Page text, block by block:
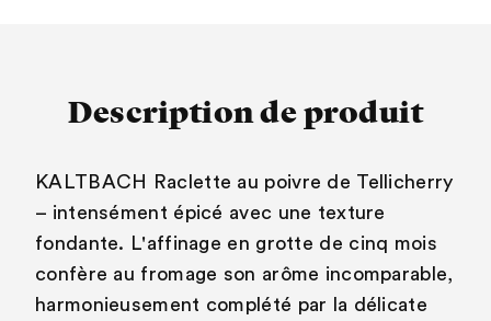
Description de produit
KALTBACH Raclette au poivre de Tellicherry
– intensément épicé avec une texture
fondante. L'affinage en grotte de cinq mois
confère au fromage son arôme incomparable,
harmonieusement complété par la délicate